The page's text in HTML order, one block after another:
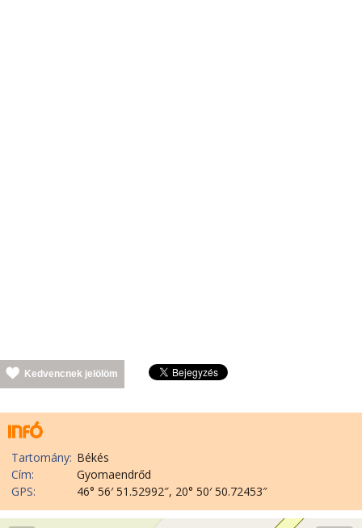
Kedvencnek jelölöm
Tartomány: Békés
Cím:
Gyomaendrőd
GPS:
46° 56′ 51.52992″, 20° 50′ 50.72453″